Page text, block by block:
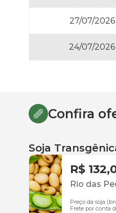
27/07/2026
24/07/2026
Confira
Soja
R$
Rio das
Preço da soja
Frete por conta